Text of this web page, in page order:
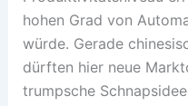
hohen Grad von
würde. Gerade
dürften hier neue
trumpsche